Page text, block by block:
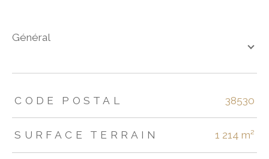
général
TRAD_ZEPHYR_Caracteristique TRAD_ZEPHYR_Valeurs
CODE POSTAL 38530
SURFACE TERRAIN 1 214 m²